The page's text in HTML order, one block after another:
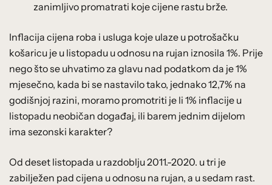
zanimljivo promatrati koje cijene rastu brže.
Inflacija cijena roba i usluga koje ulaze u potrošačku
košaricu je u listopadu u odnosu na rujan iznosila 1%. Prije
nego što se uhvatimo za glavu nad podatkom da je 1%
mjesečno, kada bi se nastavilo tako, jednako 12,7% na
godišnjoj razini, moramo promotriti je li 1% inflacije u
listopadu neobičan događaj, ili barem jednim dijelom
ima sezonski karakter?
Od deset listopada u razdoblju 2011.-2020. u tri je
zabilježen pad cijena u odnosu na rujan, a u sedam rast.